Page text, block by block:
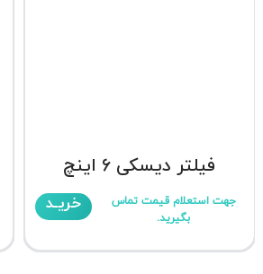
فیلتر دیسکی 6 اینچ
جهت استعلام قیمت تماس
بگیرید.
خریـد